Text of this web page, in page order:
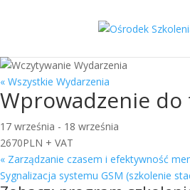
« Wszystkie Wydarzenia
Wprowadzenie do
17 września - 18 września
2670PLN + VAT
« Zarządzanie czasem i efektywność
Sygnalizacja systemu GSM (szkolenie